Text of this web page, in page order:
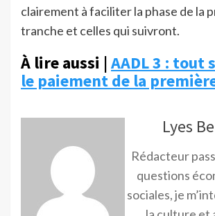
clairement à faciliter la phase de la
tranche et celles qui suivront.
À lire aussi |AADL 3 : tout
le paiement de la
Lyes
Rédacteur
questions
sociales, je